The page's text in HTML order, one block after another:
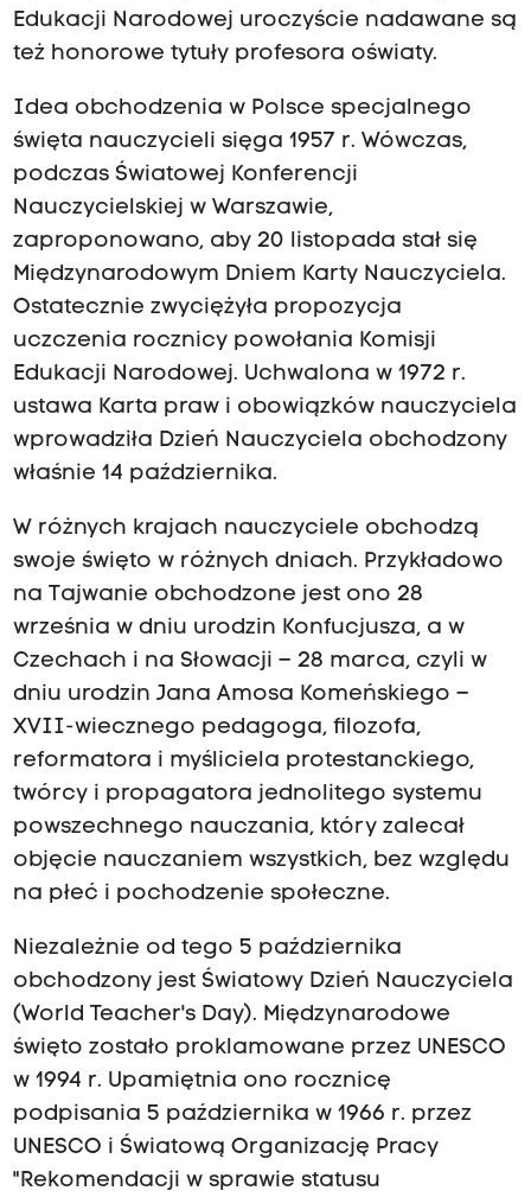
Edukacji Narodowej uroczyście nadawane są
też honorowe tytuły profesora oświaty.
Idea obchodzenia w Polsce specjalnego
święta nauczycieli sięga 1957 r. Wówczas,
podczas Światowej Konferencji
Nauczycielskiej w Warszawie,
zaproponowano, aby 20 listopada stał się
Międzynarodowym Dniem Karty Nauczyciela.
Ostatecznie zwyciężyła propozycja
uczczenia rocznicy powołania Komisji
Edukacji Narodowej. Uchwalona w 1972 r.
ustawa Karta praw i obowiązków nauczyciela
wprowadziła Dzień Nauczyciela obchodzony
właśnie 14 października.
W różnych krajach nauczyciele obchodzą
swoje święto w różnych dniach. Przykładowo
na Tajwanie obchodzone jest ono 28
września w dniu urodzin Konfucjusza, a w
Czechach i na Słowacji – 28 marca, czyli w
dniu urodzin Jana Amosa Komeńskiego –
XVII-wiecznego pedagoga, filozofa,
reformatora i myśliciela protestanckiego,
twórcy i propagatora jednolitego systemu
powszechnego nauczania, który zalecał
objęcie nauczaniem wszystkich, bez względu
na płeć i pochodzenie społeczne.
Niezależnie od tego 5 października
obchodzony jest Światowy Dzień Nauczyciela
(World Teacher's Day). Międzynarodowe
święto zostało proklamowane przez UNESCO
w 1994 r. Upamiętnia ono rocznicę
podpisania 5 października w 1966 r. przez
UNESCO i Światową Organizację Pracy
"Rekomendacji w sprawie statusu